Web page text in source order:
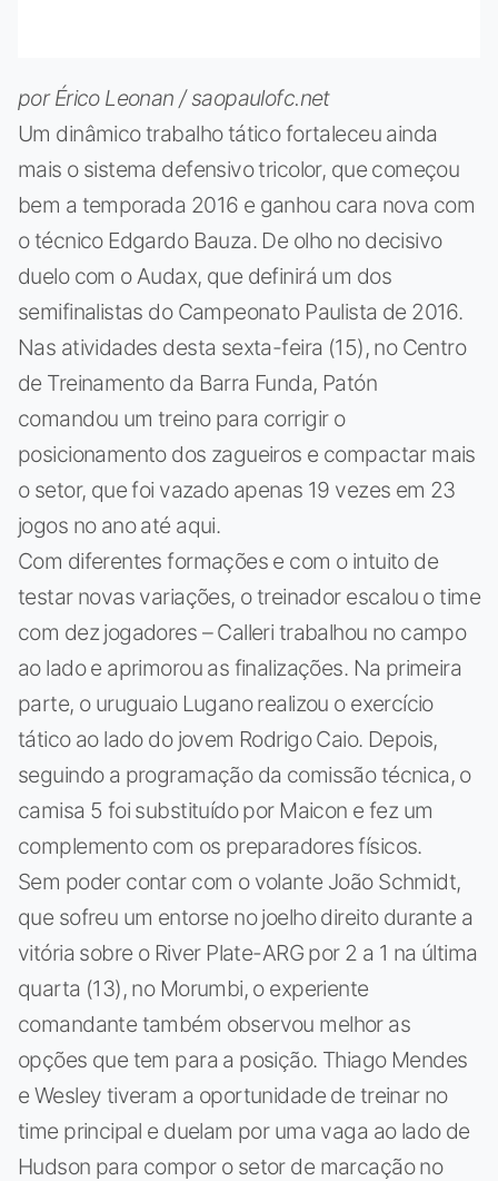
por Érico Leonan / saopaulofc.net
Um dinâmico trabalho tático fortaleceu ainda
mais o sistema defensivo tricolor, que começou
bem a temporada 2016 e ganhou cara nova com
o técnico Edgardo Bauza. De olho no decisivo
duelo com o Audax, que definirá um dos
semifinalistas do Campeonato Paulista de 2016.
Nas atividades desta sexta-feira (15), no Centro
de Treinamento da Barra Funda, Patón
comandou um treino para corrigir o
posicionamento dos zagueiros e compactar mais
o setor, que foi vazado apenas 19 vezes em 23
jogos no ano até aqui.
Com diferentes formações e com o intuito de
testar novas variações, o treinador escalou o time
com dez jogadores – Calleri trabalhou no campo
ao lado e aprimorou as finalizações. Na primeira
parte, o uruguaio Lugano realizou o exercício
tático ao lado do jovem Rodrigo Caio. Depois,
seguindo a programação da comissão técnica, o
camisa 5 foi substituído por Maicon e fez um
complemento com os preparadores físicos.
Sem poder contar com o volante João Schmidt,
que sofreu um entorse no joelho direito durante a
vitória sobre o River Plate-ARG por 2 a 1 na última
quarta (13), no Morumbi, o experiente
comandante também observou melhor as
opções que tem para a posição. Thiago Mendes
e Wesley tiveram a oportunidade de treinar no
time principal e duelam por uma vaga ao lado de
Hudson para compor o setor de marcação no